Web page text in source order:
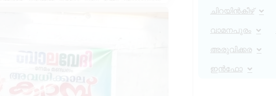
ചിറയിൻകീഴ്
വാമനപുരം
അരുവിക്കര
ഇൻഫോ